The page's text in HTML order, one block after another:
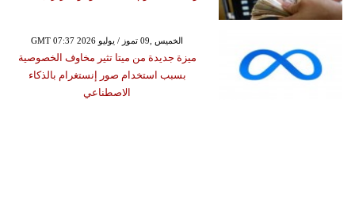
GMT 07:37 2026 الخميس ,09 تموز / يوليو
ميزة جديدة من ميتا تثير مخاوف الخصوصية
بسبب استخدام صور إنستغرام بالذكاء
الاصطناعي